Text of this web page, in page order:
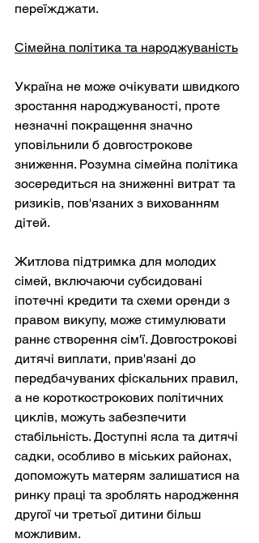
переїжджати.
Сімейна політика та народжуваність
Україна не може очікувати швидкого
зростання народжуваності, проте
незначні покращення значно
уповільнили б довгострокове
зниження. Розумна сімейна політика
зосередиться на зниженні витрат та
ризиків, пов'язаних з вихованням
дітей.
Житлова підтримка для молодих
сімей, включаючи субсидовані
іпотечні кредити та схеми оренди з
правом викупу, може стимулювати
раннє створення сім'ї. Довгострокові
дитячі виплати, прив'язані до
передбачуваних фіскальних правил,
а не короткострокових політичних
циклів, можуть забезпечити
стабільність. Доступні ясла та дитячі
садки, особливо в міських районах,
допоможуть матерям залишатися на
ринку праці та зроблять народження
другої чи третьої дитини більш
можливим.